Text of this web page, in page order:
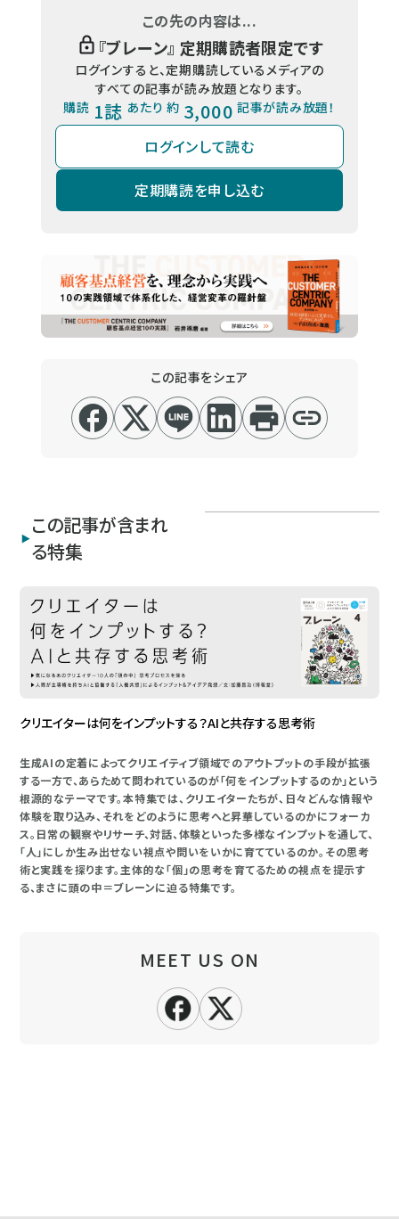
この先の内容は...
『ブレーン』 定期購読者限定です
ログインすると、定期購読しているメディアの
すべての記事が読み放題となります。
購読 1誌 あたり 約 3,000 記事が読み放題！
ログインして読む
定期購読を申し込む
この記事をシェア
この記事が含まれ
る特集
クリエイターは何をインプットする？AIと共存する思考術
生成AIの定着によってクリエイティブ領域でのアウトプットの手段が拡張
する一方で、あらためて問われているのが「何をインプットするのか」という
根源的なテーマです。本特集では、クリエイターたちが、日々どんな情報や
体験を取り込み、それをどのように思考へと昇華しているのかにフォーカ
ス。日常の観察やリサーチ、対話、体験といった多様なインプットを通して、
「人」にしか生み出せない視点や問いをいかに育てているのか。その思考
術と実践を探ります。主体的な「個」の思考を育てるための視点を提示す
る、まさに頭の中＝ブレーンに迫る特集です。
MEET US ON